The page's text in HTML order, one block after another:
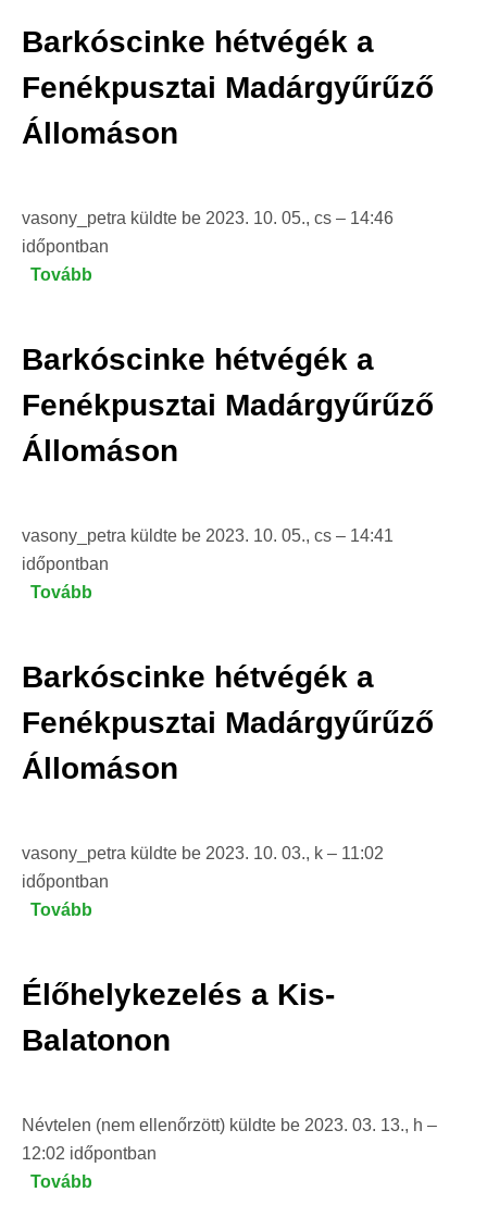
Fenékpusztai
Állomáson)
Barkóscinke hétvégék a
Fenékpusztai Madárgyűrűző
Állomáson
vasony_petra küldte be 2023. 10. 05., cs – 14:46
időpontban
Tovább
Fenékpusztai
Állomáson)
Barkóscinke hétvégék a
Fenékpusztai Madárgyűrűző
Állomáson
vasony_petra küldte be 2023. 10. 05., cs – 14:41
időpontban
Tovább
Fenékpusztai
Állomáson)
Barkóscinke hétvégék a
Fenékpusztai Madárgyűrűző
Állomáson
vasony_petra küldte be 2023. 10. 03., k – 11:02
időpontban
Tovább
Fenékpusztai
Állomáson)
Élőhelykezelés a Kis-
Balatonon
Névtelen (nem ellenőrzött) küldte be 2023. 03. 13., h –
12:02 időpontban
Tovább